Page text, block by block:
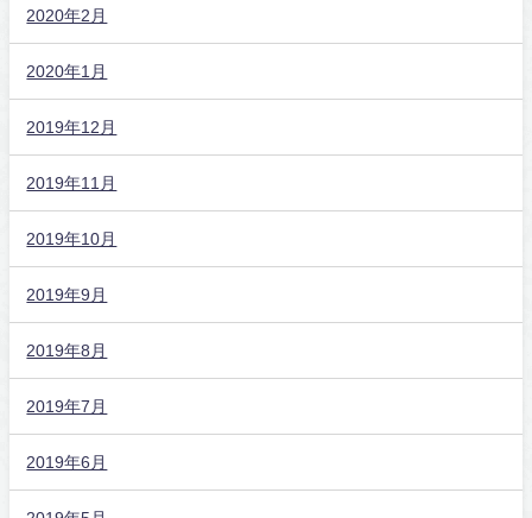
2020年2月
2020年1月
2019年12月
2019年11月
2019年10月
2019年9月
2019年8月
2019年7月
2019年6月